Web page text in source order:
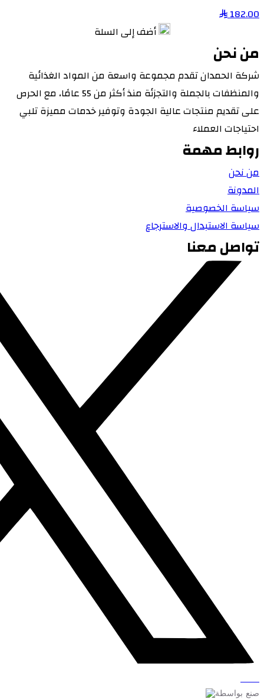
182.00
أضف إلى السلة
من نحن
شركة الحمدان تقدم مجموعة واسعة من المواد الغذائية
والمنظفات بالجملة والتجزئة منذ أكثر من 55 عامًا، مع الحرص
على تقديم منتجات عالية الجودة وتوفير خدمات مميزة تلبي
احتياجات العملاء
روابط مهمة
من نحن
المدونة
سياسة الخصوصية
سياسة الاستبدال والاسترجاع
تواصل معنا
صنع بواسطة